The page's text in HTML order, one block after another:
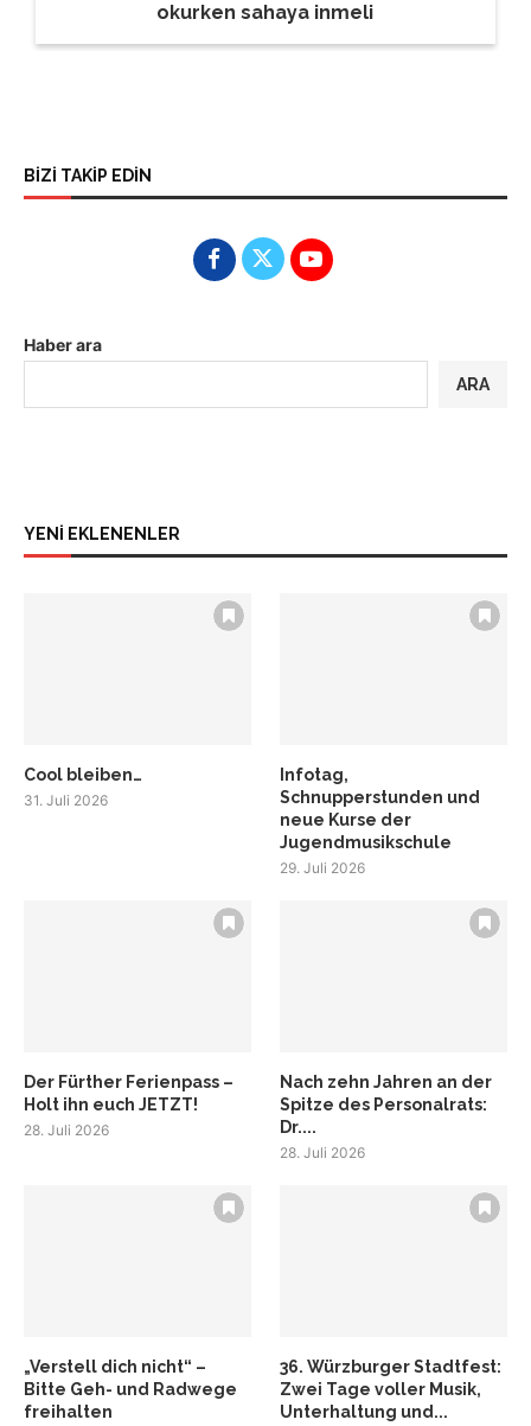
okurken sahaya inmeli
BİZİ TAKİP EDİN
Haber ara
ARA
YENİ EKLENENLER
Cool bleiben…
31. Juli 2026
Infotag,
Schnupperstunden und
neue Kurse der
Jugendmusikschule
29. Juli 2026
Der Fürther Ferienpass –
Holt ihn euch JETZT!
28. Juli 2026
Nach zehn Jahren an der
Spitze des Personalrats:
Dr....
28. Juli 2026
„Verstell dich nicht“ –
Bitte Geh- und Radwege
freihalten
36. Würzburger Stadtfest:
Zwei Tage voller Musik,
Unterhaltung und...